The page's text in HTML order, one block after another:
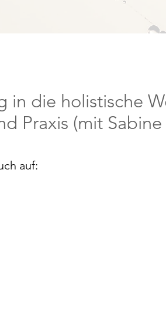
in die holistische
Praxis (mit
auf: